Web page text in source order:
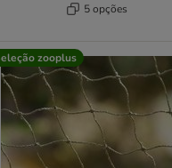
5 opções
zooplus